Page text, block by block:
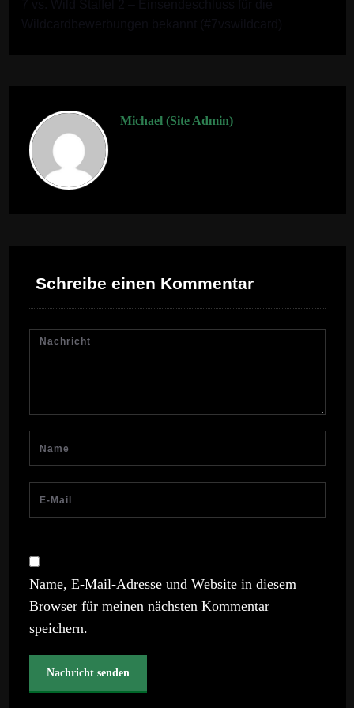
Michael (Site Admin)
Schreibe einen Kommentar
Name, E-Mail-Adresse und Website in diesem
Browser für meinen nächsten Kommentar
speichern.